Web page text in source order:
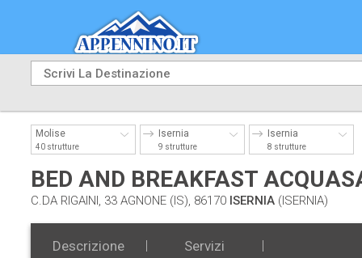
Molise
40 strutture
Isernia
9 strutture
Isernia
8 strutture
BED AND BREAKFAST
C.DA RIGAINI, 33 AGNONE (IS), 86170 ISERNIA(ISERNIA)
Descrizione Servizi